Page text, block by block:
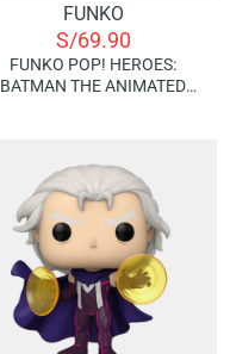
FUNKO
S/69.90
FUNKO POP! HEROES:
BATMAN THE ANIMATED